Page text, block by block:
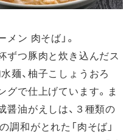
ン 肉そば」。
ずつ豚肉と炊き込んだス
麺、柚子こしょうおろ
グで仕上げています。​ま
醤油がえしは、３種類の
和がとれた「肉そば」